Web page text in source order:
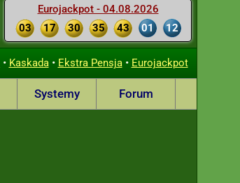
Eurojackpot - 04.08.2026
03
17 30 35 43 01 12
• Kaskada• Ekstra Pensja• Eurojackpot
Systemy Forum